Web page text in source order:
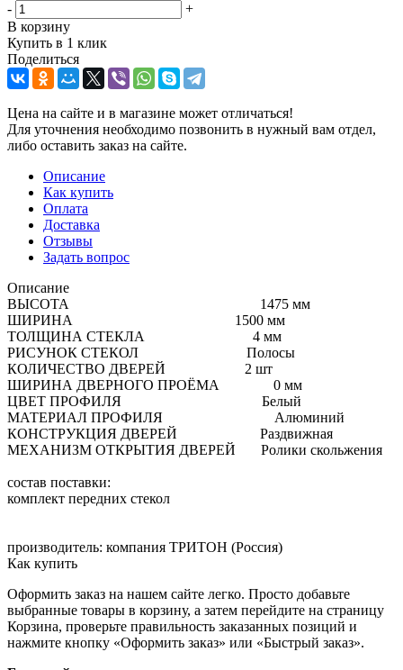
-
+
В корзину
Купить в 1 клик
Поделиться
Цена на сайте и в магазине может отличаться!
Для уточнения необходимо позвонить в нужный вам отдел,
либо оставить заказ на сайте.
Описание
Как купить
Оплата
Доставка
Отзывы
Задать вопрос
Описание
ВЫСОТА 1475 мм
ШИРИНА 1500 мм
ТОЛЩИНА СТЕКЛА 4 мм
РИСУНОК СТЕКОЛ Полосы
КОЛИЧЕСТВО ДВЕРЕЙ 2 шт
ШИРИНА ДВЕРНОГО ПРОЁМА 0 мм
ЦВЕТ ПРОФИЛЯ Белый
МАТЕРИАЛ ПРОФИЛЯ Алюминий
КОНСТРУКЦИЯ ДВЕРЕЙ Раздвижная
МЕХАНИЗМ ОТКРЫТИЯ ДВЕРЕЙ Ролики скольжения
состав поставки:
комплект передних стекол
производитель: компания ТРИТОН (Россия)
Как купить
Оформить заказ на нашем сайте легко. Просто добавьте
выбранные товары в корзину, а затем перейдите на страницу
Корзина, проверьте правильность заказанных позиций и
нажмите кнопку «Оформить заказ» или «Быстрый заказ».